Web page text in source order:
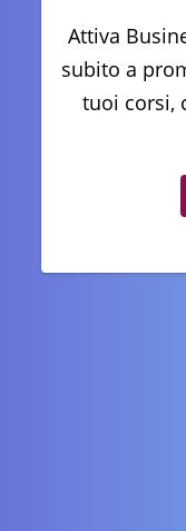
Attiva
subito a
tuoi corsi,